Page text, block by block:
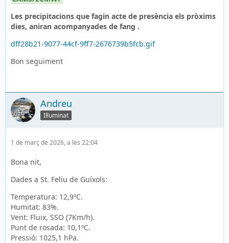
Les precipitacions que fagin acte de presència els pròxims
dies, aniran acompanyades de fang .
dff28b21-9077-44cf-9ff7-2676739b5fcb.gif
Bon seguiment
Andreu
Il·luminat
1 de març de 2026, a les 22:04
Bona nit,
Dades a St. Feliu de Guíxols:
Temperatura: 12,9ºC.
Humitat: 83%.
Vent: Fluix, SSO (7Km/h).
Punt de rosada: 10,1ºC.
Pressió: 1025,1 hPa.